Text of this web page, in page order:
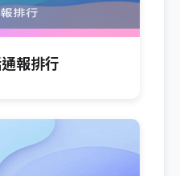
報排行